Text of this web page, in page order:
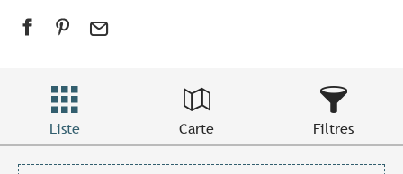
Liste Carte Filtres